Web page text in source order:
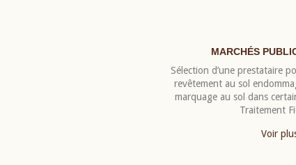
MARCHÉS
Sélection d’une prestataire
revêtement au sol
marquage au sol dans
Traitement
Voir plus